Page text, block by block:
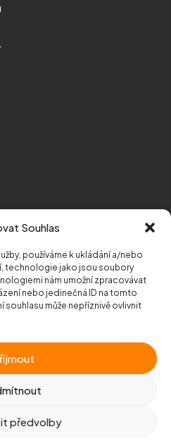
Souhlas
používáme k ukládání a/nebo
technologie jako jsou soubory
nám umožní zpracovávat
nebo jedinečná ID na tomto
může nepříznivě ovlivnit
předvolby
(mapa stránek)
reCAPTCHA